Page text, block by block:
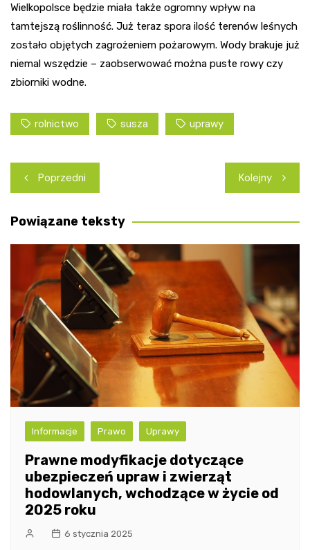
Wielkopolsce będzie miała także ogromny wpływ na
tamtejszą roślinność. Już teraz spora ilość terenów leśnych
zostało objętych zagrożeniem pożarowym. Wody brakuje już
niemal wszędzie – zaobserwować można puste rowy czy
zbiorniki wodne.
rolnictwo susza uprawy
Nawigacja
wpisu
Poprzedni Kolejny
Powiązane teksty
Informacje Prawo Uprawy
Prawne modyfikacje dotyczące
ubezpieczeń upraw i zwierząt
hodowlanych, wchodzące w życie od
2025 roku
6 stycznia 2025